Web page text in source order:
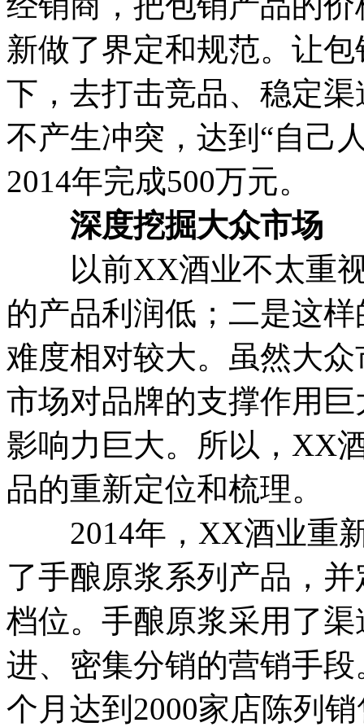
新做了界定和规范。让
下，去打击竞品、稳定
不产生冲突，达到“自己
2014年完成500万元。
深度挖掘大众市场
以前XX酒业不太重视
的产品利润低；二是这
难度相对较大。虽然大
市场对品牌的支撑作用
影响力巨大。所以，XX
品的重新定位和梳理。
2014年，XX酒业重新
了手酿原浆系列产品，
档位。手酿原浆采用了
进、密集分销的营销手
个月达到2000家店陈列